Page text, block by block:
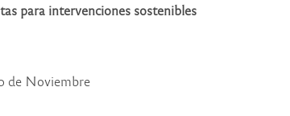
para intervenciones sostenibles
de Noviembre